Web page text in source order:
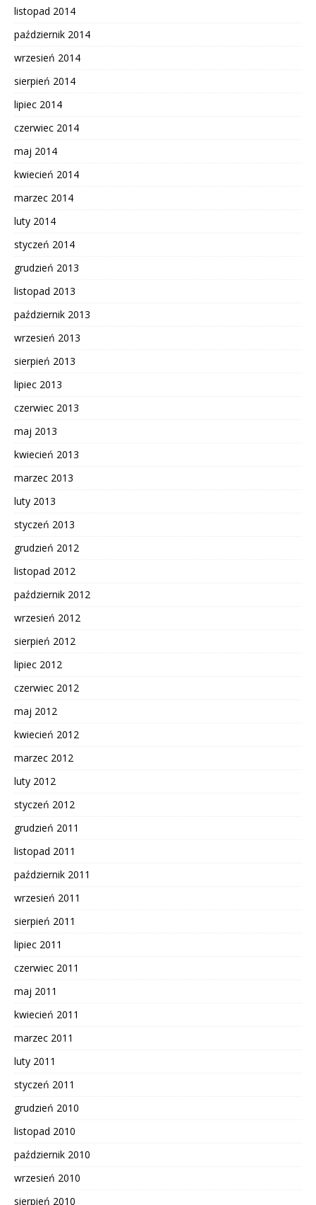
listopad 2014
październik 2014
wrzesień 2014
sierpień 2014
lipiec 2014
czerwiec 2014
maj 2014
kwiecień 2014
marzec 2014
luty 2014
styczeń 2014
grudzień 2013
listopad 2013
październik 2013
wrzesień 2013
sierpień 2013
lipiec 2013
czerwiec 2013
maj 2013
kwiecień 2013
marzec 2013
luty 2013
styczeń 2013
grudzień 2012
listopad 2012
październik 2012
wrzesień 2012
sierpień 2012
lipiec 2012
czerwiec 2012
maj 2012
kwiecień 2012
marzec 2012
luty 2012
styczeń 2012
grudzień 2011
listopad 2011
październik 2011
wrzesień 2011
sierpień 2011
lipiec 2011
czerwiec 2011
maj 2011
kwiecień 2011
marzec 2011
luty 2011
styczeń 2011
grudzień 2010
listopad 2010
październik 2010
wrzesień 2010
sierpień 2010